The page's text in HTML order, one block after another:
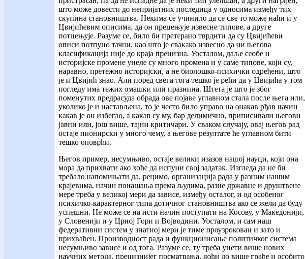
што може довести до непријатних последица у односима између тих
скупина становништва. Некима се учинило да се све то може наћи и у
Цвијићевим описима, да он прецењује извесне типове, а друге
потцењује. Разуме се, било би претерано тврдити да су Цвијићеви
описи потпуно тачни, као што је свакако извесно да ни његова
класификација није до краја прецизна. Уосталом, даље сеобе и
историјске промене унеле су много промена и у саме типове, који су,
наравно, претежно историјски, а не биолошко-психички одређени, што
је и Цвијић знао. Али поред свега тога тешко је рећи да у Цвијића у том
погледу има тежих омашки или празнина. Штета је што је због
поменутих предрасуда обрада ове појаве углавном стала после њега или,
уколико је и настављена, то је често било управо на онакав рђав начин
какав је он избегао, а какав су му, бар делимично, приписивали његови
јавни или, још више, тајни критичари. У сваком случају, овај његов рад
остаје пионирски у много чему, а његове резултате ће углавном бити
тешко оповрћи.
Његов пример, несумњиво, остаје велики изазов нашој науци, који она
мора да прихвати ако хоће да испуни свој задатак. Изгледа да не би
требало напомињати да, рецимо, организација рада у разним нашим
крајевима, начин понашања према људима, разне државне и друштвене
мере треба у великој мери да зависе, између осталог, и од особеног
психичко-карактерног типа дотичног становништва ако се жели да буду
успешни. Не може се на исти начин поступати на Косову, у Македонији,
у Словенији и у Црној Гори и Војводини. Уосталом, и сам наш
федеративни систем у знатној мери је тиме проузрокован и зато и
прихваћен. Производност рада и функционисање политичког система
несумњиво зависе и од тога. Разуме се, ту треба унети више нових
научних метода, прецизнијег посматрања, доћи до више грађе и особито